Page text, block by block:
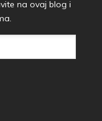
na ovaj blog i